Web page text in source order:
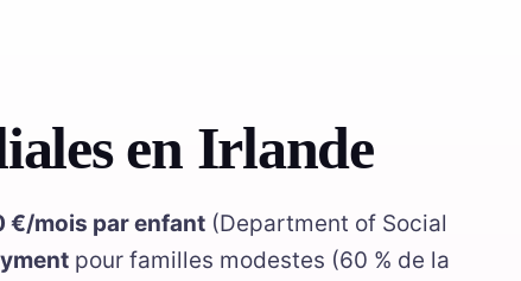
en Irlande
€/mois par enfant (Department of Social
pour familles modestes (60 % de la